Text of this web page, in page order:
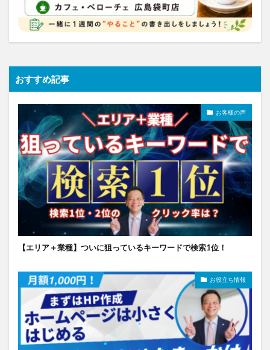
おすすめ記事
お客様の声
【エリア＋業種】ついに狙っているキーワードで検索1位！
お役立ち情報